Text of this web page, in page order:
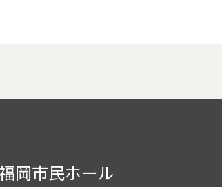
岡市民ホール